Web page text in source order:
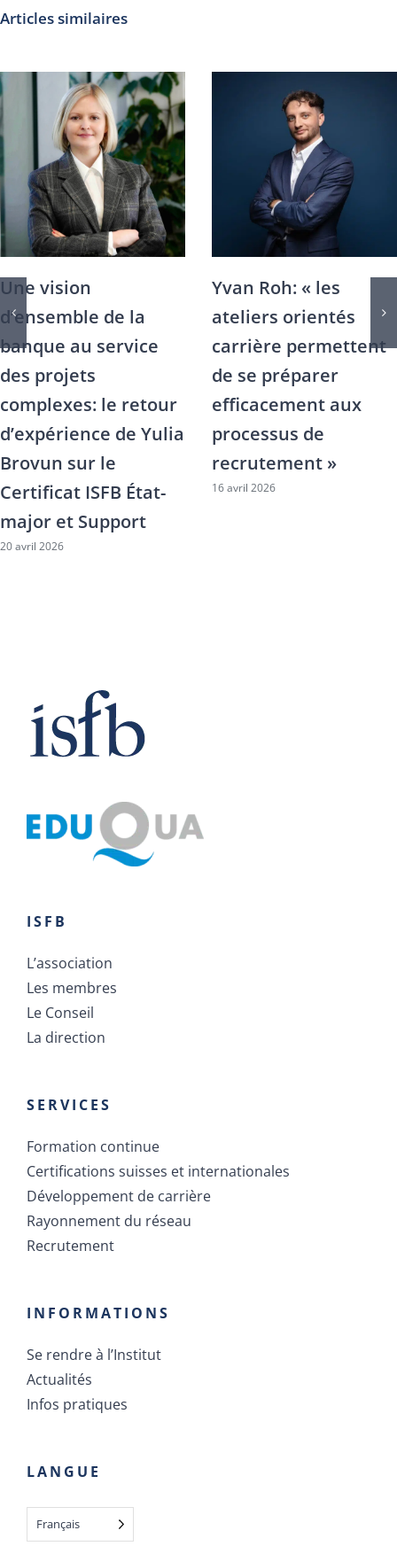
Articles similaires
Entretien avec
Laetitia Staehli:
comment le
Certificat ISFB Family
Officer accompagne
l’évolution du métier
7 avril 2026
Sophie Lüscher: la
Summer School ISFB
permet d’être en
contact direct avec le
monde de la banque
7 avril 2026
ISFB
Le Conseil
SERVICES
Développement de carrière
Recrutement
INFORMATIONS
Infos pratiques
LANGUE
CONTACT